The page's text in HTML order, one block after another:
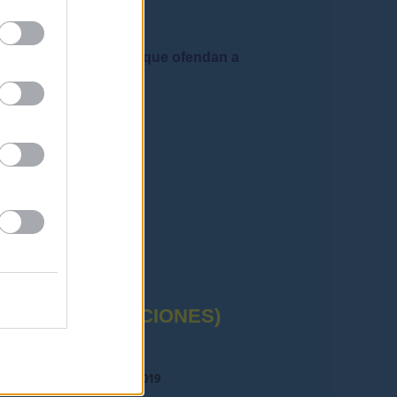
admiten mensajes que ofendan a
correctas"
(OPOSICIONES)
OPOSICIONES 2019